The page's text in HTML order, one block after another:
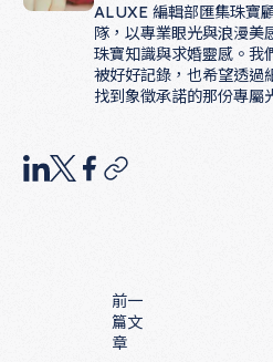
ALUXE 編輯部匯集珠寶
隊，以專業眼光與浪漫美
珠寶知識與求婚靈感。我
被好好記錄，也希望透過
找到象徵承諾的那份專屬
前一
篇文
章